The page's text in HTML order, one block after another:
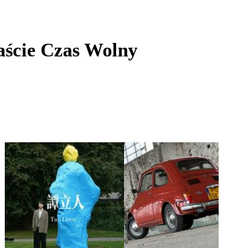
Czas Wolny